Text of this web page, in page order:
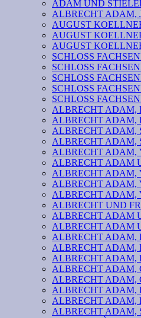
ADAM UND
ALBRECHT ADAM,
AUGUST
AUGUST
AUGUST
SCHLOSS
SCHLOSS
SCHLOSS
SCHLOSS
SCHLOSS
ALBRECHT ADAM,
ALBRECHT ADAM,
ALBRECHT ADAM,
ALBRECHT ADAM,
ALBRECHT ADAM,
ALBRECHT ADAM
ALBRECHT ADAM,
ALBRECHT ADAM,
ALBRECHT ADAM,
ALBRECHT UND
ALBRECHT ADAM
ALBRECHT ADAM
ALBRECHT ADAM,
ALBRECHT ADAM,
ALBRECHT ADAM,
ALBRECHT ADAM,
ALBRECHT ADAM,
ALBRECHT ADAM,
ALBRECHT ADAM,
ALBRECHT ADAM,